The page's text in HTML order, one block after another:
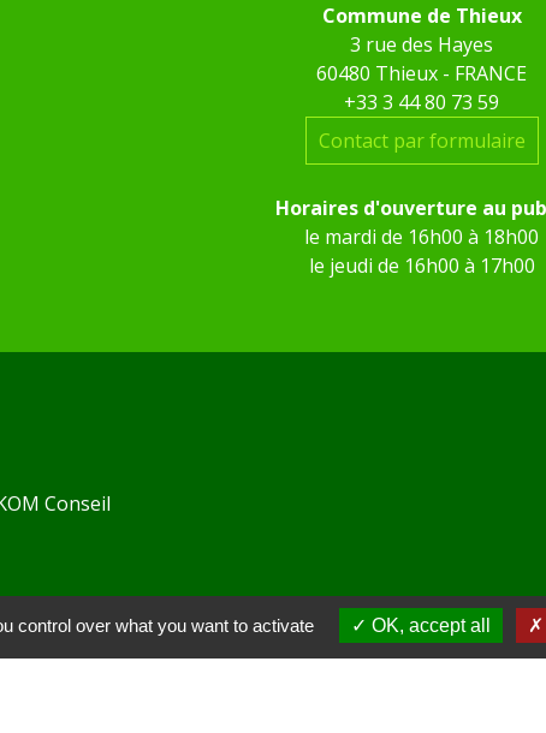
Commune de Thieux
3 rue des Hayes
60480 Thieux - FRANCE
+33 3 44 80 73 59
Contact par formulaire
Horaires d'ouverture au
le mardi de 16h00 à 18h00
le jeudi de 16h00 à 17h00
Conseil
control over what you want to activate OK, accept all